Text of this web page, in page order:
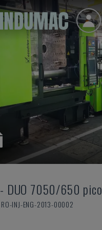
- DUO 7050/650 pico
RO-INJ-ENG-2013-00002